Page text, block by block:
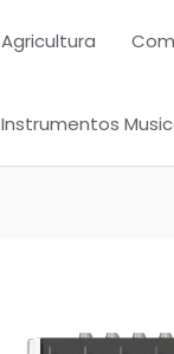
Agricultura
Instrumentos